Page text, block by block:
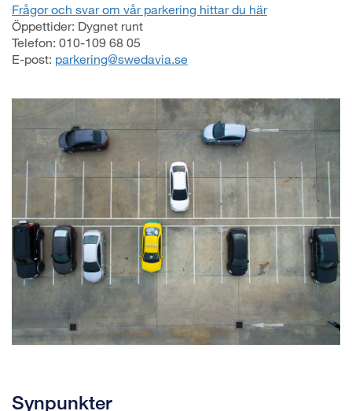
Frågor och svar om vår parkering hittar du här
Öppettider: Dygnet runt
Telefon: 010-109 68 05
E-post: parkering@swedavia.se
Synpunkter